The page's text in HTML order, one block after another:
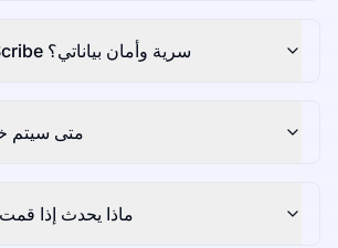
كيف تحمي UniScribe سرية وأمان بياناتي؟
متى سيتم
ماذا يحدث إذا